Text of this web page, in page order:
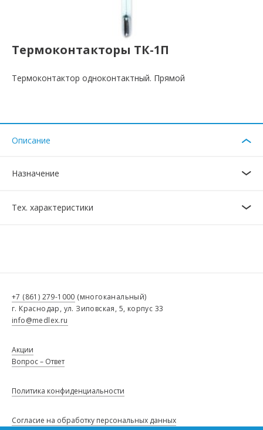
Термоконтакторы ТК-1П
Термоконтактор одноконтактный. Прямой
Описание
Назначение
Тех. характеристики
+7 (861) 279-1000 (многоканальный)
г. Краснодар, ул. Зиповская, 5, корпус 33
info@medlex.ru
Акции
Вопрос – Ответ
Политика конфиденциальности
Согласие на обработку персональных данных